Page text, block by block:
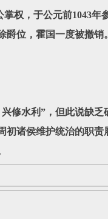
权，于公元前1043年
爵位，霍国一度被撤
水利”，但此说缺乏
诸侯维护统治的职责